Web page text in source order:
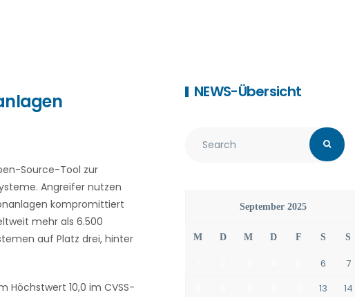
Source-Tool zur
Angreifer nutzen
kompromittiert
mehr als 6.500
auf Platz drei, hinter
Höchstwert 10,0 im CVSS-
NEWS-Übersicht
September 2025
M D M D F S S
6
7
13
14